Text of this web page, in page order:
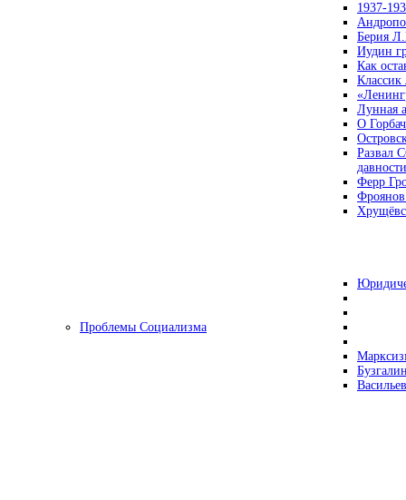
1937-
Берия
Иудин
Как
Лунная
О
Развал
давности
Ферр
Проблемы Социализма